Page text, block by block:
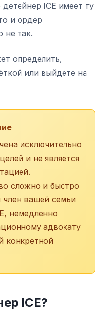
ICE имеет ту
и ордер,
не так.
определить,
или выйдете на
исключительно
и не является
сложно и быстро
член вашей семьи
немедленно
адвокату
конкретной
ICE?